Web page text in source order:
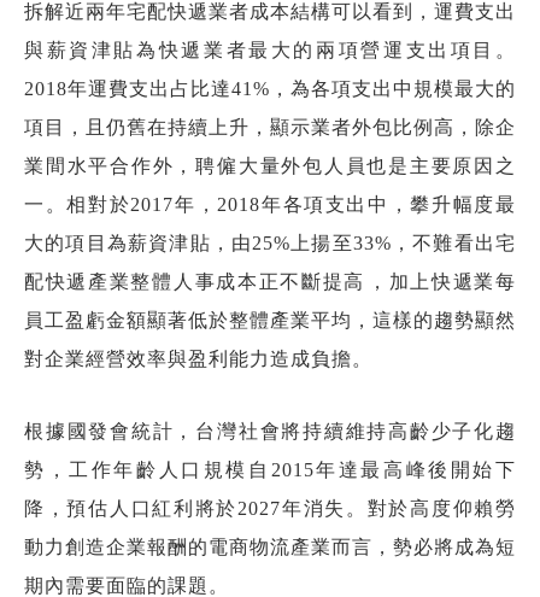
拆解近兩年宅配快遞業者成本結構可以看到，運費支出
與薪資津貼為快遞業者最大的兩項營運支出項目。
2018年運費支出占比達41%，為各項支出中規模最大的
項目，且仍舊在持續上升，顯示業者外包比例高，除企
業間水平合作外，聘僱大量外包人員也是主要原因之
一。相對於2017年，2018年各項支出中，攀升幅度最
大的項目為薪資津貼，由25%上揚至33%，不難看出宅
配快遞產業整體人事成本正不斷提高，加上快遞業每
員工盈虧金額顯著低於整體產業平均，這樣的趨勢顯然
對企業經營效率與盈利能力造成負擔。
根據國發會統計，台灣社會將持續維持高齡少子化趨
勢，工作年齡人口規模自2015年達最高峰後開始下
降，預估人口紅利將於2027年消失。對於高度仰賴勞
動力創造企業報酬的電商物流產業而言，勢必將成為短
期內需要面臨的課題。